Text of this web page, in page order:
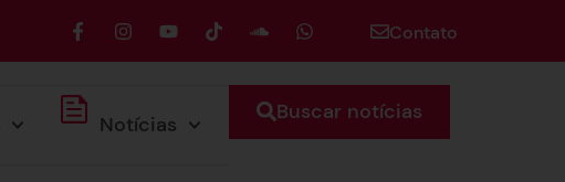
Contato
Notícias Buscar notícias